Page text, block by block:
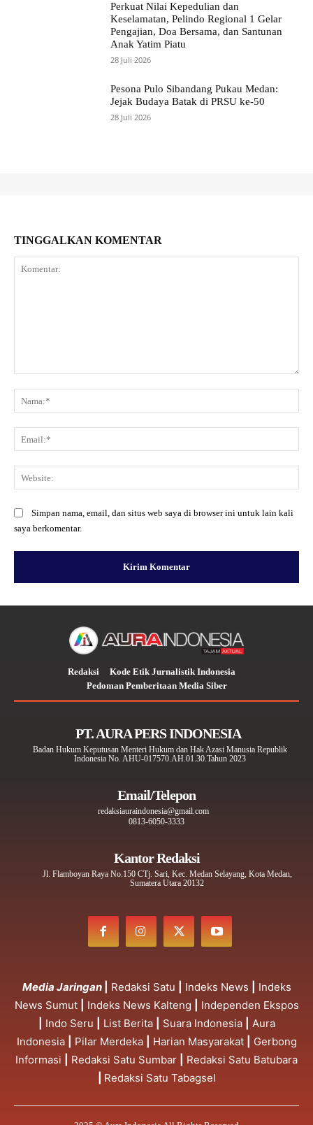
Perkuat Nilai Kepedulian dan
Keselamatan, Pelindo Regional 1 Gelar
Pengajian, Doa Bersama, dan Santunan
Anak Yatim Piatu
28 Juli 2026
Pesona Pulo Sibandang Pukau Medan:
Jejak Budaya Batak di PRSU ke-50
28 Juli 2026
TINGGALKAN KOMENTAR
Simpan nama, email, dan situs web saya di browser ini untuk lain kali
saya berkomentar.
Redaksi
Kode Etik Jurnalistik Indonesia
Pedoman Pemberitaan Media Siber
PT. AURA PERS INDONESIA
Badan Hukum Keputusan Menteri Hukum dan Hak Azasi Manusia Republik
Indonesia No. AHU-017570.AH.01.30.Tahun 2023
Email/Telepon
redaksiauraindonesia@gmail.com
0813-6050-3333
Kantor Redaksi
Jl. Flamboyan Raya No.150 CTj. Sari, Kec. Medan Selayang, Kota Medan,
Sumatera Utara 20132
Media Jaringan Redaksi Satu Indeks News
Indeks
News Sumut
Indeks News Kalteng
Independen Ekspos
Indo Seru List Berita Suara Indonesia
Aura
Indonesia
Pilar Merdeka Harian Masyarakat
Gerbong
Informasi
Redaksi Satu Sumbar
Redaksi Satu Batubara
Redaksi Satu Tabagsel